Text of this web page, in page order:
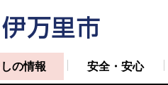
しの情報 安全・安心